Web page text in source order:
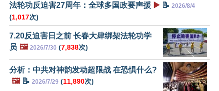
法轮功反迫害27周年：全球多国政要声援 ▶️ 📝 2026/8/4
(1,017次)
7.20反迫害日之前 长春大肆绑架法轮功学
员 🖼️ 2026/7/30 (7,838次)
分析：中共对神韵发动超限战 在恐惧什么?
🖼️📝 2026/7/29 (11,890次)